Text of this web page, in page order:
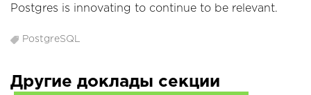
Postgres is innovating to continue to be relevant.
PostgreSQL
Другие доклады секции